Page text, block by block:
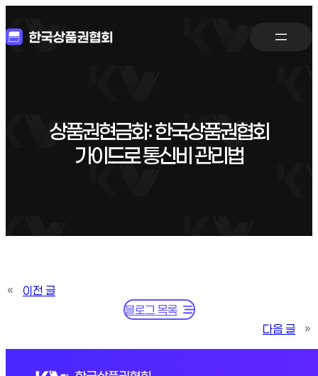
상품권현금화: 한국상품권협회
가이드로 통신비 관리법
«
이전 글
블로그 목록
다음 글
»